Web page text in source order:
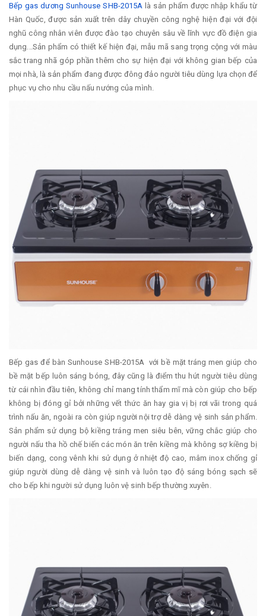
Bếp gas dương Sunhouse SHB-2015A là sản phẩm được nhập khẩu từ
Hàn Quốc, được sản xuất trên dây chuyền công nghệ hiện đại với đội
nghũ công nhân viên được đào tạo chuyên sâu về lĩnh vực đồ điện gia
dụng...Sản phẩm có thiết kế hiện đại, mẫu mã sang trọng cộng với màu
sắc trang nhã góp phần thêm cho sự hiện đại với không gian bếp của
mọi nhà, là sản phẩm đang được đông đảo người tiêu dùng lựa chọn để
phục vụ cho nhu cầu nấu nướng của mình.
Bếp gas để bàn Sunhouse SHB-2015A với bề mặt tráng men giúp cho
bề mặt bếp luôn sáng bóng, đây cũng là điểm thu hút người tiêu dùng
từ cái nhìn đầu tiên, không chỉ mang tính thẩm mĩ mà còn giúp cho bếp
không bị đóng gỉ bởi những vết thức ăn hay gia vị bị rơi vãi trong quá
trình nấu ăn, ngoài ra còn giúp người nội trợ dễ dàng vệ sinh sản phẩm.
Sản phẩm sử dụng bộ kiềng tráng men siêu bên, vững chắc giúp cho
người nấu tha hồ chế biến các món ăn trên kiềng mà không sợ kiềng bị
biến dạng, cong vênh khi sử dụng ở nhiệt độ cao, mâm inox chống gỉ
giúp người dùng dễ dàng vệ sinh và luôn tạo độ sáng bóng sạch sẽ
cho bếp khi người sử dụng luôn vệ sinh bếp thường xuyên.